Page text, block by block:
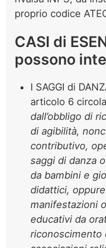
proprio codice
CASI di
possono
I SAGGI di
articolo 6
dall’obbligo di
di agibilità,
contributivo,
saggi di danza
da bambini e
didattici,
manifestazioni
educativi da
riconoscimento